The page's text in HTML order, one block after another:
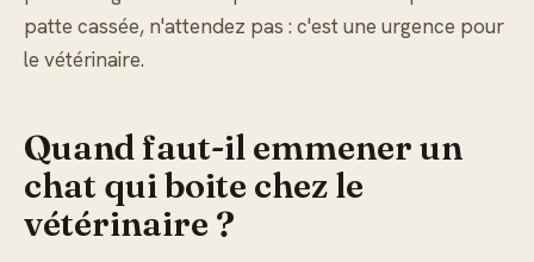
patte cassée, n'attendez pas : c'est une urgence pour
le vétérinaire.
Quand faut-il emmener un
chat qui boite chez le
vétérinaire ?